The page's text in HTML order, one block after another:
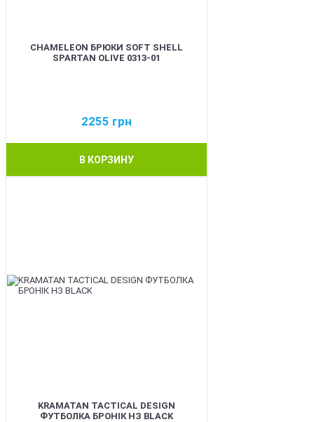
CHAMELEON БРЮКИ SOFT SHELL
SPARTAN OLIVE 0313-01
2255 грн
В КОРЗИНУ
KRAMATAN TACTICAL DESIGN
ФУТБОЛКА БРОНІК НЗ BLACK